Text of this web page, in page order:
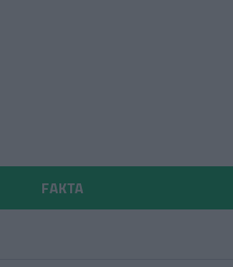
FAKTA